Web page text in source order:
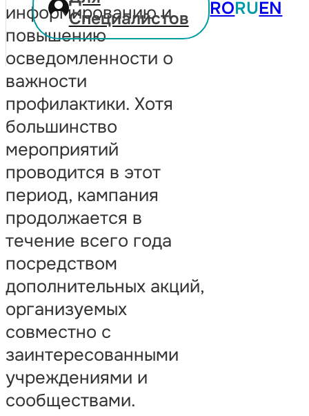
Специалистов
RORUEN
информированию и
повышению
осведомленности о
важности
профилактики. Хотя
большинство
мероприятий
проводится в этот
период, кампания
продолжается в
течение всего года
посредством
дополнительных акций,
организуемых
совместно с
заинтересованными
учреждениями и
сообществами.